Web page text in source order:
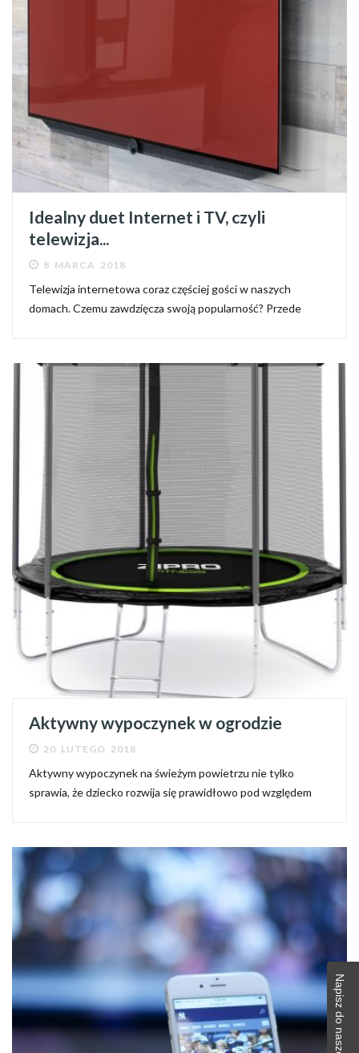
Idealny duet Internet i TV, czyli
telewizja...
8 MARCA 2018
Telewizja internetowa coraz częściej gości w naszych
domach. Czemu zawdzięcza swoją popularność? Przede
sobie...
Aktywny wypoczynek w ogrodzie
20 LUTEGO 2018
Aktywny wypoczynek na świeżym powietrzu nie tylko
sprawia, że dziecko rozwija się prawidłowo pod względem
samopoczucie naszej...